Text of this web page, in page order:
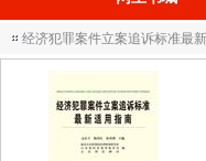
经济犯罪案件立案追诉标准最